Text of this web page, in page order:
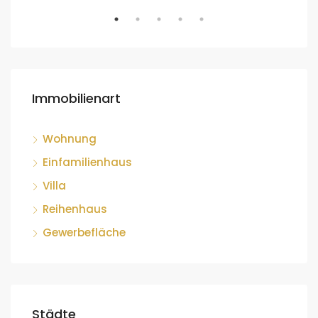
Immobilienart
Wohnung
Einfamilienhaus
Villa
Reihenhaus
Gewerbefläche
Städte